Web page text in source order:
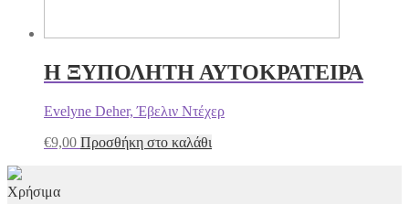
Η ΞΥΠΟΛΗΤΗ ΑΥΤΟΚΡΑΤΕΙΡΑ
Evelyne Deher, Έβελιν Ντέχερ
€9,00 Προσθήκη στο καλάθι
Χρήσιμα